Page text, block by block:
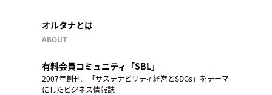
オルタナとは
ABOUT
有料会員コミュニティ「SBL」
2007年創刊。「サステナビリティ経営とSDGs」をテーマ
にしたビジネス情報誌